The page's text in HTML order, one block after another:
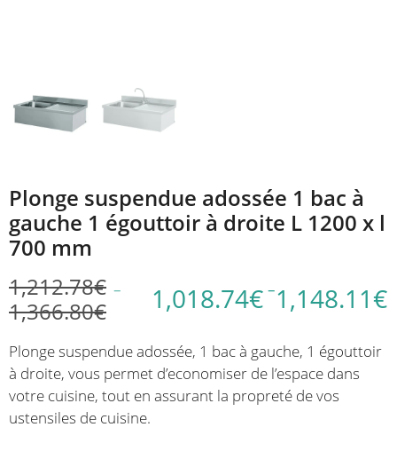
Plonge suspendue adossée 1 bac à
gauche 1 égouttoir à droite L 1200 x l
700 mm
1,212.78€ –
1,366.80€Plage
prix :
1,212.78€
à
1,366.80€
1,018.74€ –1,148.11€
Plage
prix :
1,018.74€
à
1,148.11€
Plonge suspendue adossée, 1 bac à gauche, 1 égouttoir
à droite, vous permet d’economiser de l’espace dans
votre cuisine, tout en assurant la propreté de vos
ustensiles de cuisine.